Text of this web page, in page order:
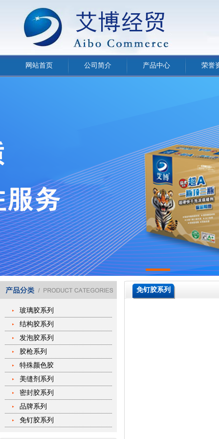
网站首页 公司简介 产品中心 荣誉
玻璃胶系列
结构胶系列
发泡胶系列
胶枪系列
特殊颜色胶
美缝剂系列
密封胶系列
品牌系列
免钉胶系列
免钉胶系列